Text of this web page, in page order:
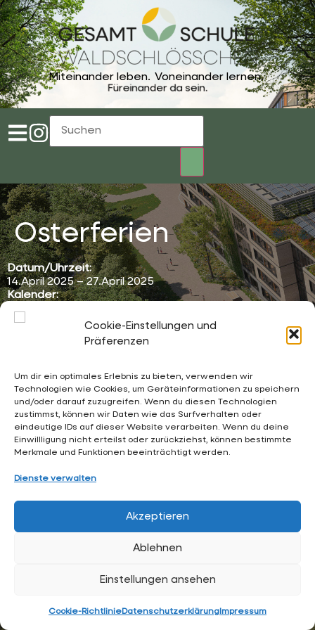
Cookie-Einstellungen und
Präferenzen
Um dir ein optimales Erlebnis zu bieten, verwenden wir
Technologien wie Cookies, um Geräteinformationen zu speichern
und/oder darauf zuzugreifen. Wenn du diesen Technologien
zustimmst, können wir Daten wie das Surfverhalten oder
eindeutige IDs auf dieser Website verarbeiten. Wenn du deine
Einwillligung nicht erteilst oder zurückziehst, können bestimmte
Merkmale und Funktionen beeinträchtigt werden.
Dienste verwalten
Akzeptieren
Ablehnen
Einstellungen ansehen
Cookie-RichtlinieDatenschutzerklärung Impressum
Miteinander leben. Voneinander lernen.
Füreinander da sein.
Osterferien
Datum/Uhrzeit:
14.April 2025 – 27.April 2025
Kalender:
sekretariat@waldschloesschen.schule
Über uns
FAQ - Häufig gestellte Fragen
Datenschutzerklärung
Hintergrundgrafiken:RKW Architektur +• Visualisierung:
, Anton Kolev • Website-Design: